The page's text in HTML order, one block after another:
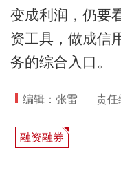
变成利润，仍要
资工具，做成信
务的综合入口。
编辑：张雷 责任
融资融券